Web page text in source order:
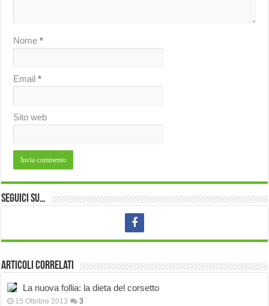
Nome*
Email*
Sito web
Seguici su…
Articoli correlati
La nuova follia: la dieta del corsetto
15 Ottobre 2013 3